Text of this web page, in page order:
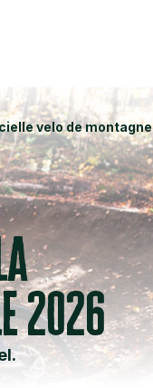
velo de montagne
2026